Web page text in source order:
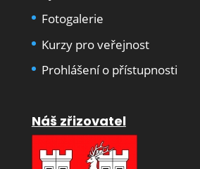
Fotogalerie
Kurzy pro veřejnost
Prohlášení o přístupnosti
Náš zřizovatel